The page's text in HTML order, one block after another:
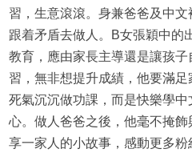
習，生意滾滾。身兼爸爸及中
跟着矛盾去做人。B女張穎中的
教育，應由家長主導還是讓孩
習，無非想提升成績，他要滿
死氣沉沉做功課，而是快樂學
心。做人爸爸之後，他毫不掩
享一家人的小故事，感動更多粉